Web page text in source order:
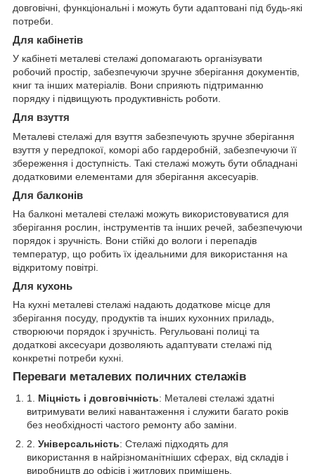
довговічні, функціональні і можуть бути адаптовані під будь-які
потреби.
Для кабінетів
У кабінеті металеві стелажі допомагають організувати
робочий простір, забезпечуючи зручне зберігання документів,
книг та інших матеріалів. Вони сприяють підтриманню
порядку і підвищують продуктивність роботи.
Для взуття
Металеві стелажі для взуття забезпечують зручне зберігання
взуття у передпокої, коморі або гардеробній, забезпечуючи її
збереження і доступність. Такі стелажі можуть бути обладнані
додатковими елементами для зберігання аксесуарів.
Для балконів
На балконі металеві стелажі можуть використовуватися для
зберігання рослин, інструментів та інших речей, забезпечуючи
порядок і зручність. Вони стійкі до вологи і перепадів
температур, що робить їх ідеальними для використання на
відкритому повітрі.
Для кухонь
На кухні металеві стелажі надають додаткове місце для
зберігання посуду, продуктів та інших кухонних приладь,
створюючи порядок і зручність. Регульовані полиці та
додаткові аксесуари дозволяють адаптувати стелажі під
конкретні потреби кухні.
Переваги металевих поличних стелажів
Міцність і довговічність: Металеві стелажі здатні
витримувати великі навантаження і служити багато років
без необхідності частого ремонту або заміни.
Універсальність: Стелажі підходять для
використання в найрізноманітніших сферах, від складів і
виробництв до офісів і житлових приміщень.